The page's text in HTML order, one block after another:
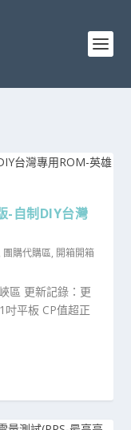
-自制DIY台灣
團購代購區, 開箱開箱
區 更新記錄：更
吋平板 CP值超正